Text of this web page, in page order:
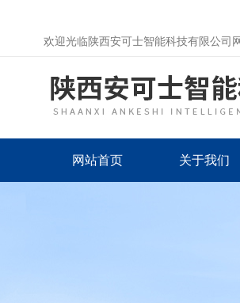
欢迎光临陕西安可士智能科技有限公司
网站首页 关于我们